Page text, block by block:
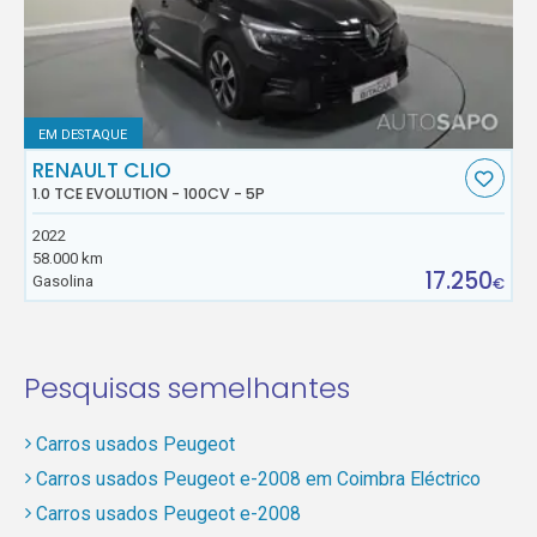
EM DESTAQUE
RENAULT CLIO
1.0 TCE EVOLUTION - 100CV - 5P
2022
58.000 km
Gasolina
17.250€
Pesquisas semelhantes
Carros usados Peugeot
Carros usados Peugeot e-2008 em Coimbra Eléctrico
Carros usados Peugeot e-2008